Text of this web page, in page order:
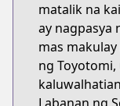
matalik na
ay nagpasya
mas
ng